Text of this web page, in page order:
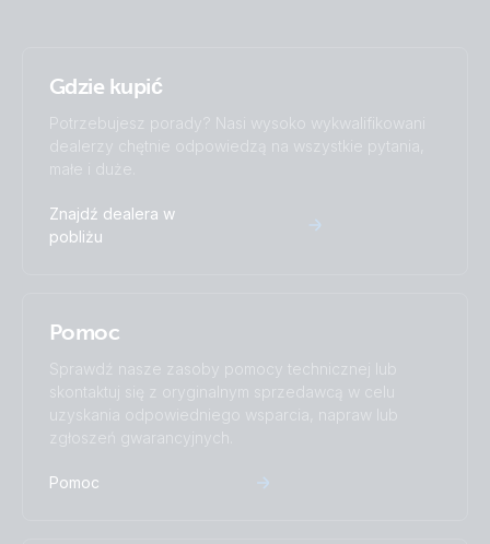
Gdzie kupić
Potrzebujesz porady? Nasi wysoko wykwalifikowani
dealerzy chętnie odpowiedzą na wszystkie pytania,
małe i duże.
Znajdź dealera w
pobliżu
Pomoc
Sprawdź nasze zasoby pomocy technicznej lub
skontaktuj się z oryginalnym sprzedawcą w celu
uzyskania odpowiedniego wsparcia, napraw lub
zgłoszeń gwarancyjnych.
Pomoc